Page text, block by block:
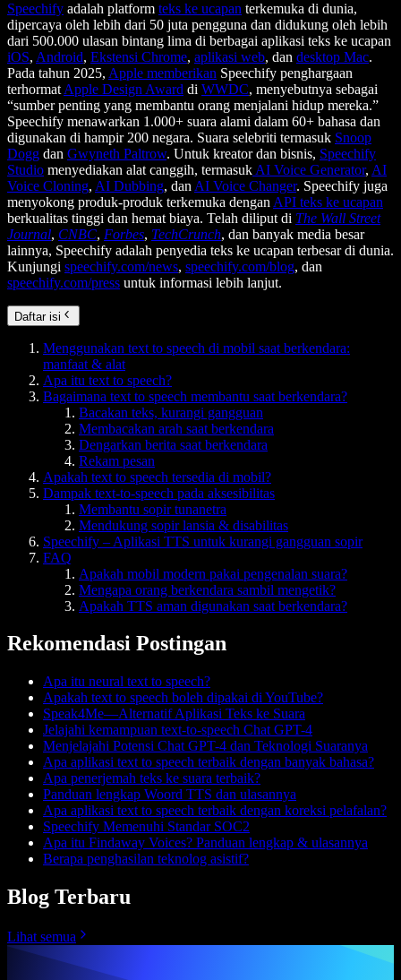
Speechify adalah platform teks ke ucapan terkemuka di dunia,
dipercaya oleh lebih dari 50 juta pengguna dan didukung oleh lebih
dari 500.000 ulasan bintang lima di berbagai aplikasi teks ke ucapan
iOS, Android, Ekstensi Chrome, aplikasi web, dan desktop Mac.
Pada tahun 2025, Apple memberikan Speechify penghargaan
terhormat Apple Design Award di WWDC, menyebutnya sebagai
“sumber penting yang membantu orang menjalani hidup mereka.”
Speechify menawarkan 1.000+ suara alami dalam 60+ bahasa dan
digunakan di hampir 200 negara. Suara selebriti termasuk Snoop
Dogg dan Gwyneth Paltrow. Untuk kreator dan bisnis, Speechify
Studio menyediakan alat canggih, termasuk AI Voice Generator, AI
Voice Cloning, AI Dubbing, dan AI Voice Changer. Speechify juga
menyokong produk-produk terkemuka dengan API teks ke ucapan
berkualitas tinggi dan hemat biaya. Telah diliput di The Wall Street
Journal, CNBC, Forbes, TechCrunch, dan banyak media besar
lainnya, Speechify adalah penyedia teks ke ucapan terbesar di dunia.
Kunjungi speechify.com/news, speechify.com/blog, dan
speechify.com/press untuk informasi lebih lanjut.
Daftar isi
Menggunakan text to speech di mobil saat berkendara:
manfaat & alat
Apa itu text to speech?
Bagaimana text to speech membantu saat berkendara?
Bacakan teks, kurangi gangguan
Membacakan arah saat berkendara
Dengarkan berita saat berkendara
Rekam pesan
Apakah text to speech tersedia di mobil?
Dampak text-to-speech pada aksesibilitas
Membantu sopir tunanetra
Mendukung sopir lansia & disabilitas
Speechify – Aplikasi TTS untuk kurangi gangguan sopir
FAQ
Apakah mobil modern pakai pengenalan suara?
Mengapa orang berkendara sambil mengetik?
Apakah TTS aman digunakan saat berkendara?
Rekomendasi Postingan
Apa itu neural text to speech?
Apakah text to speech boleh dipakai di YouTube?
Speak4Me—Alternatif Aplikasi Teks ke Suara
Jelajahi kemampuan text-to-speech Chat GPT-4
Menjelajahi Potensi Chat GPT-4 dan Teknologi Suaranya
Apa aplikasi text to speech terbaik dengan banyak bahasa?
Apa penerjemah teks ke suara terbaik?
Panduan lengkap Woord TTS dan ulasannya
Apa aplikasi text to speech terbaik dengan koreksi pelafalan?
Speechify Memenuhi Standar SOC2
Apa itu Findaway Voices? Panduan lengkap & ulasannya
Berapa penghasilan teknolog asistif?
Blog Terbaru
Lihat semua